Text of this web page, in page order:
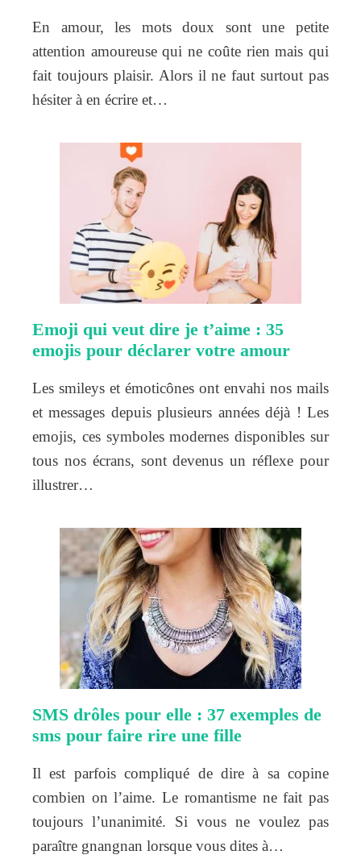
En amour, les mots doux sont une petite
attention amoureuse qui ne coûte rien mais qui
fait toujours plaisir. Alors il ne faut surtout pas
hésiter à en écrire et…
Emoji qui veut dire je t’aime : 35
emojis pour déclarer votre amour
Les smileys et émoticônes ont envahi nos mails
et messages depuis plusieurs années déjà ! Les
emojis, ces symboles modernes disponibles sur
tous nos écrans, sont devenus un réflexe pour
illustrer…
SMS drôles pour elle : 37 exemples de
sms pour faire rire une fille
Il est parfois compliqué de dire à sa copine
combien on l’aime. Le romantisme ne fait pas
toujours l’unanimité. Si vous ne voulez pas
paraître gnangnan lorsque vous dites à…